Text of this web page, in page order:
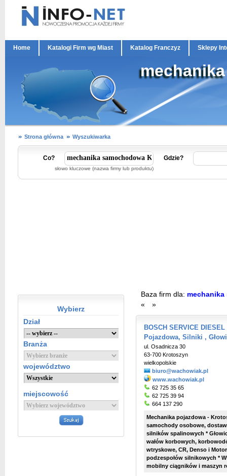
Home Katalogi Firm wg Miast Katalog Franczyz Sklepy
Strona główna Wyszukiwarka
Co?
słowo kluczowe (nazwa firmy lub produktu)
Gdzie?
Wybierz
Dział
Branża
województwo
miejscowość
Baza firm dla:
«
»
BOSCH SERVICE
Pojazdowa, Silniki ,
ul. Osadnicza 30
63-700 Krotoszyn
wielkopolskie
biuro@wachowiak.pl
www.wachowiak.pl
62 725 35 65
62 725 39 94
664 137 290
Mechanika pojazdowa -
samochody osobowe,
silników spalinowych *
wałów korbowych,
wtryskowe, CR, Denso i
podzespołów silnikowych *
mobilny ciągników i maszyn